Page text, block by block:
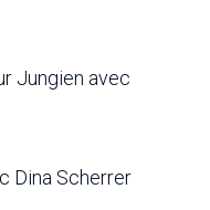
Jungien avec
Dina Scherrer